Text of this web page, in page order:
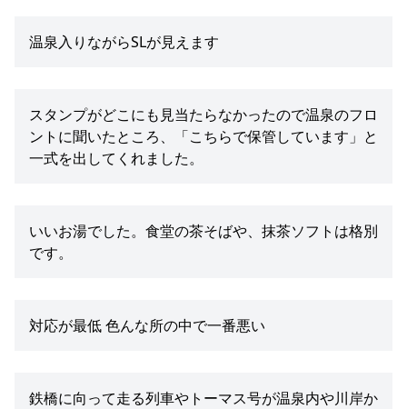
温泉入りながらSLが見えます
スタンプがどこにも見当たらなかったので温泉のフロ
ントに聞いたところ、「こちらで保管しています」と
一式を出してくれました。
いいお湯でした。食堂の茶そばや、抹茶ソフトは格別
です。
対応が最低 色んな所の中で一番悪い
鉄橋に向って走る列車やトーマス号が温泉内や川岸か